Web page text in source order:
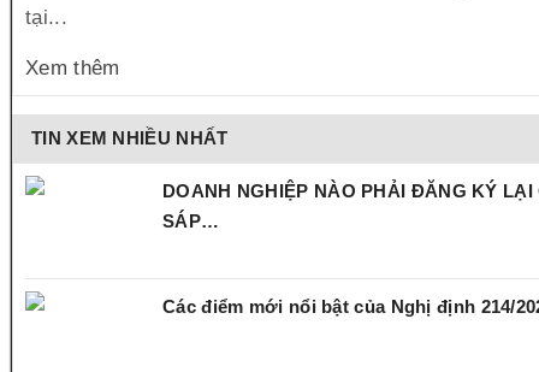
tại...
Xem thêm
TIN XEM NHIỀU NHẤT
DOANH NGHIỆP NÀO PHẢI ĐĂNG KÝ LẠI
SÁP…
Các điểm mới nổi bật của Nghị định 214/